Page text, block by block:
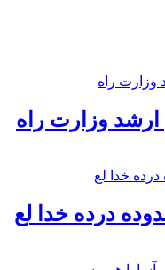
ارشد وزارت راه
درده خدا لع